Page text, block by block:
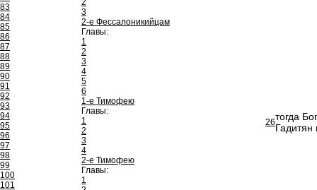
83
84
85
86
87
88
89
90
91
92
93
94
95
96
97
98
99
100
101
2
3
2-е Фессалоникийцам
Главы:
1
2
3
4
5
6
1-е Тимофею
Главы:
1
2
3
4
2-е Тимофею
Главы:
1
26тогда